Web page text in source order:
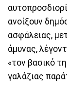
ανοίξουν
ασφάλειας,
άμυνας,
«τον βασικό
γαλάζιας